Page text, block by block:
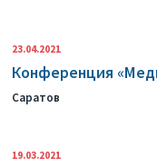
23.04.2021
Конференция
Саратов
19.03.2021